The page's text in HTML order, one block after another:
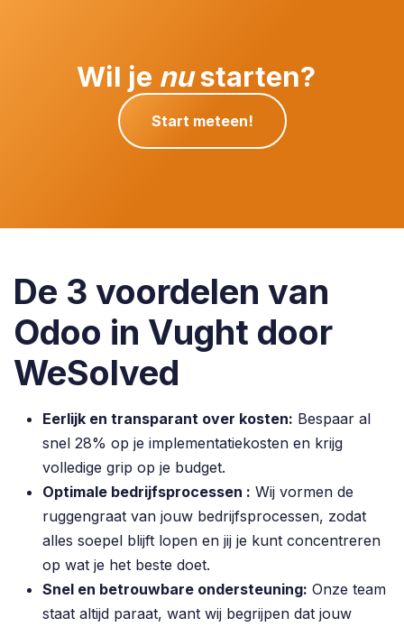
Wil je nustarten?
Start meteen!
De 3 voordelen van
Odoo in Vught door
WeSolved
Eerlijk en transparant over kosten: Bespaar al
snel 28% op je implementatiekosten en krijg
volledige grip op je budget.
Optimale bedrijfsprocessen : Wij vormen de
ruggengraat van jouw bedrijfsprocessen, zodat
alles soepel blijft lopen en jij je kunt concentreren
op wat je het beste doet.
Snel en betrouwbare ondersteuning: Onze team
staat altijd paraat, want wij begrijpen dat jouw